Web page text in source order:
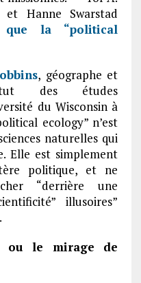
et Hanne Swarstad
que la “political
, géographe et
des études
du Wisconsin à
ecology” n’est
naturelles qui
Elle est simplement
politique, et ne
“derrière une
illusoires”
ou le mirage de